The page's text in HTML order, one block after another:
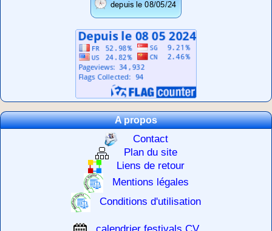
A propos
Contact
Plan du site
Liens de retour
Mentions légales
Conditions d'utilisation